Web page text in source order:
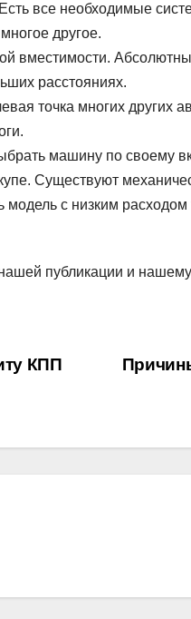
все необходимые
другое.
вместимости.
расстояниях.
точка многих других
машину по своему
Существуют
с низким
публикации и
КПП